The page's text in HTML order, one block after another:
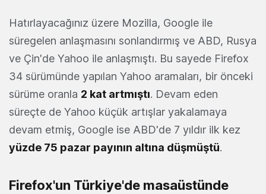
Hatırlayacağınız üzere Mozilla, Google ile
süregelen anlaşmasını sonlandırmış ve ABD, Rusya
ve Çin'de Yahoo ile anlaşmıştı. Bu sayede Firefox
34 sürümünde yapılan Yahoo aramaları, bir önceki
sürüme oranla 2 kat artmıştı. Devam eden
süreçte de Yahoo küçük artışlar yakalamaya
devam etmiş, Google ise ABD'de 7 yıldır ilk kez
yüzde 75 pazar payının altına düşmüştü.
Firefox'un Türkiye'de masaüstünde